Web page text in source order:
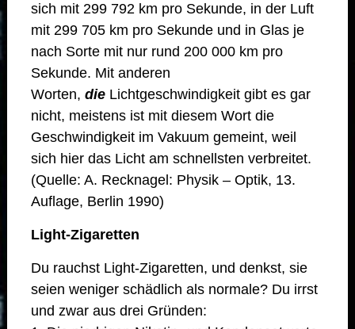
sich mit 299 792 km pro Sekunde, in der Luft
mit 299 705 km pro Sekunde und in Glas je
nach Sorte mit nur rund 200 000 km pro
Sekunde. Mit anderen
Worten, die Lichtgeschwindigkeit gibt es gar
nicht, meistens ist mit diesem Wort die
Geschwindigkeit im Vakuum gemeint, weil
sich hier das Licht am schnellsten verbreitet.
(Quelle: A. Recknagel: Physik – Optik, 13.
Auflage, Berlin 1990)
Light-Zigaretten
Du rauchst Light-Zigaretten, und denkst, sie
seien weniger schädlich als normale? Du irrst
und zwar aus drei Gründen: